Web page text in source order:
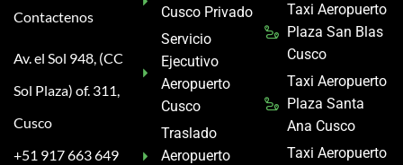
Contactenos
Av. el Sol 948, (CC
Sol Plaza) of. 311,
Cusco
+51 917 663 649
Cusco Privado
Servicio
Ejecutivo
Aeropuerto
Cusco
Traslado
Aeropuerto
Taxi Aeropuerto
Plaza San Blas
Cusco
Taxi Aeropuerto
Plaza Santa
Ana Cusco
Taxi Aeropuerto